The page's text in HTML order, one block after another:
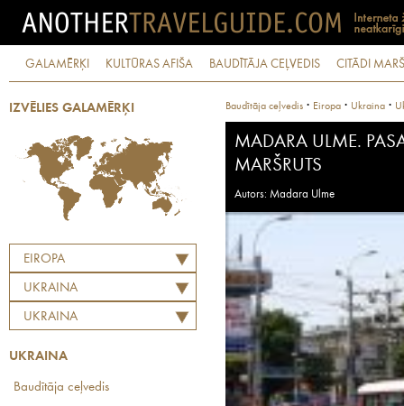
GALAMĒRĶI KULTŪRAS AFIŠA BAUDĪTĀJA CEĻVEDIS CITĀDI
IZVĒLIES GALAMĒRĶI
EIROPA
UKRAINA
UKRAINA
UKRAINA
Baudītāja ceļvedis
Baudītāja ceļvedis · Eiropa · Ukraina ·
MADARA ULME.
MARŠRUTS
Autors: Madara Ulme